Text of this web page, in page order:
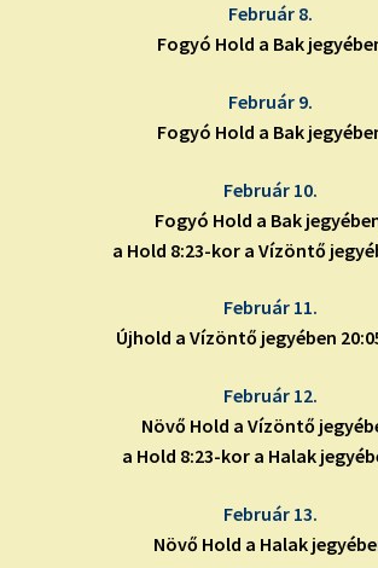
Február 8.
Fogyó Hold a Bak
Február 9.
Fogyó Hold a Bak
Február 10.
Fogyó Hold a Bak
a Hold 8:23-kor a Vízöntő
Február 11.
Újhold a Vízöntő jegyében
Február 12.
Növő Hold a Vízöntő
a Hold 8:23-kor a Halak
Február 13.
Növő Hold a Halak